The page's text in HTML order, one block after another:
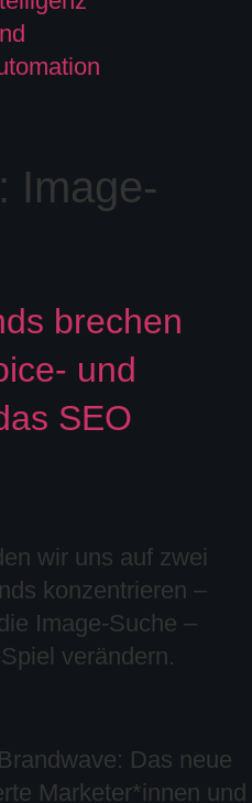
Image-
brechen
und
SEO
wir uns auf zwei
konzentrieren –
Image-Suche –
verändern.